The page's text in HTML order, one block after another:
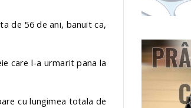
de 56 de ani, banuit ca,
care l-a urmarit pana la
cu lungimea totala de